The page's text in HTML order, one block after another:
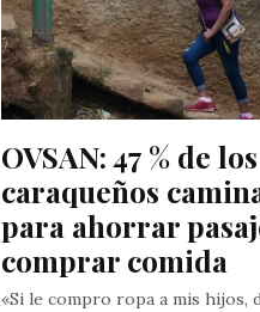
OVSAN: 47 % de los
caraqueños
para ahorrar
comprar comida
«Si le compro ropa a mis hijos,